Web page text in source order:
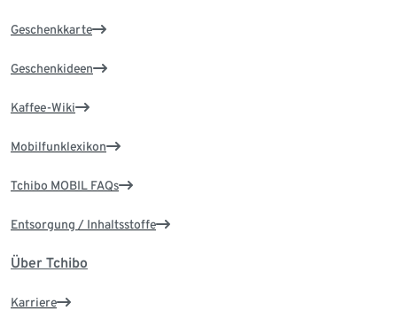
Geschenkkarte
Geschenkideen
Kaffee-Wiki
Mobilfunklexikon
Tchibo MOBIL FAQs
Entsorgung / Inhaltsstoffe
Über Tchibo
Karriere